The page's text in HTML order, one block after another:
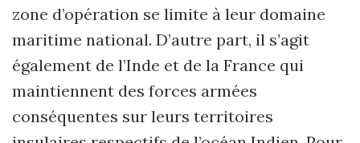
zone d’opération se limite à leur domaine
maritime national. D’autre part, il s’agit
également de l’Inde et de la France qui
maintiennent des forces armées
conséquentes sur leurs territoires